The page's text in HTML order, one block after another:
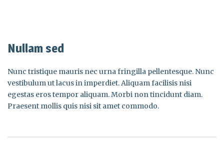
Nullam sed
Nunc tristique mauris nec urna fringilla pellentesque. Nunc
vestibulum ut lacus in imperdiet. Aliquam facilisis nisi
egestas eros tempor aliquam. Morbi non tincidunt diam.
Praesent mollis quis nisi sit amet commodo.